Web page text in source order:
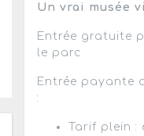
Un vrai musée
Entrée gratuite
le parc
Entrée payante
:
Tarif plein :